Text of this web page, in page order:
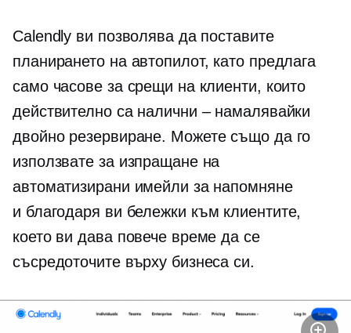
Calendly ви позволява да поставите
планирането на автопилот, като предлага
само часове за срещи на клиенти, които
действително са налични – намалявайки
двойно резервиране. Можете също да го
използвате за изпращане на
автоматизирани имейли за напомняне
и благодаря ви бележки към клиентите,
което ви дава повече време да се
съсредоточите върху бизнеса си.